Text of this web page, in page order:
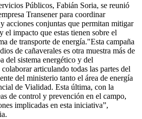
Públicos, Fabián Soria, se reunió
Transener para coordinar
acciones conjuntas que permitan mitigar
el impacto que estas tienen sobre el
de transporte de energía."Esta campaña
de cañaverales es otra muestra más de
del sistema energético y del
articulando todas las partes del
del ministerio tanto el área de energía
de Vialidad. Esta última, con la
de control y prevención en el campo,
implicadas en esta iniciativa”,